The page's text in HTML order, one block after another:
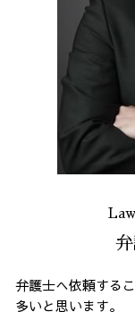
弁護士へ依頼する
多いと思います。